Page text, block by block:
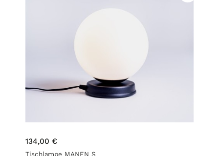
134,00 €
Tischlampe MANEN S